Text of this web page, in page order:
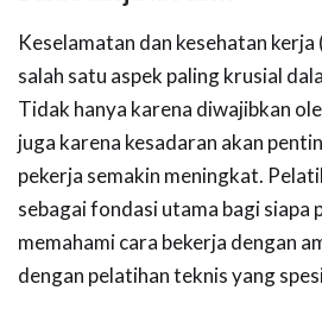
Keselamatan dan kesehatan
salah satu aspek paling krusial
Tidak hanya karena diwajibkan
juga karena kesadaran akan
pekerja semakin meningkat.
sebagai fondasi utama bagi siapa
memahami cara bekerja dengan
dengan pelatihan teknis yang